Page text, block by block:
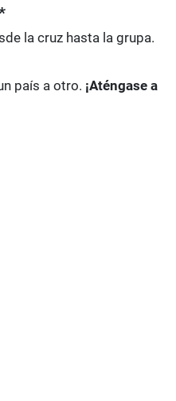
la cruz hasta la grupa.
país a otro. ¡Aténgase a